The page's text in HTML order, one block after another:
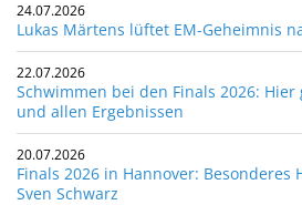
24.07.2026
Lukas Märtens lüftet EM-Geheimnis
22.07.2026
Schwimmen bei den Finals 2026:
und allen Ergebnissen
20.07.2026
Finals 2026 in Hannover: Besonderes
Sven Schwarz